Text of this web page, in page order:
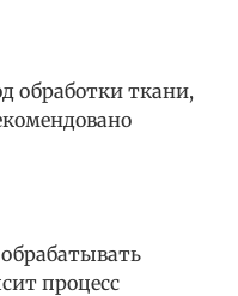
обработки ткани,
процесс